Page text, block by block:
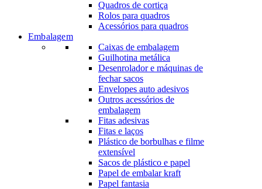
Quadros de cortiça
Rolos para quadros
Acessórios para quadros
Embalagem
Caixas de embalagem
Guilhotina metálica
Desenrolador e máquinas de
fechar sacos
Envelopes auto adesivos
Outros acessórios de
embalagem
Fitas adesivas
Fitas e laços
Plástico de borbulhas e filme
extensível
Sacos de plástico e papel
Papel de embalar kraft
Papel fantasia